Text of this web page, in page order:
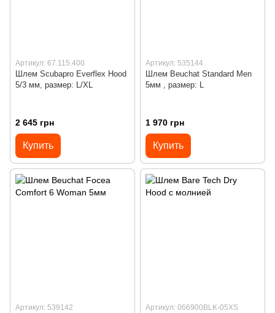
Артикул: 67.115.400
Шлем Scubapro Everflex Hood
5/3 мм, размер: L/XL
2 645 грн
Купить
Артикул: 535144
Шлем Beuchat Standard Men
5мм , размер: L
1 970 грн
Купить
Артикул: 539142 Артикул: 066900BLK-05XS